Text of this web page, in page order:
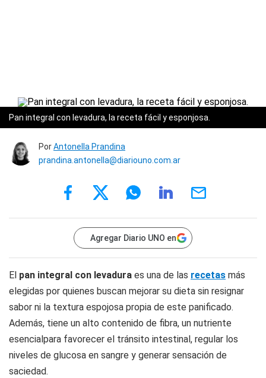
Pan integral con levadura, la receta fácil y esponjosa.
PorAntonella Prandina
prandina.antonella@diariouno.com.ar
Agregar Diario UNO en
El pan integral con levadura es una de las recetas más
elegidas por quienes buscan mejorar su dieta sin resignar
sabor ni la textura espojosa propia de este panificado.
Además, tiene un alto contenido de fibra, un nutriente
esencialpara favorecer el tránsito intestinal, regular los
niveles de glucosa en sangre y generar sensación de
saciedad.